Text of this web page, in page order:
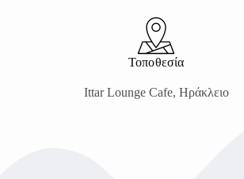
Τοποθεσία
Ittar Lounge Cafe, Ηράκλειο